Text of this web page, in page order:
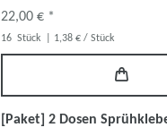
22,00 € *
16 Stück | 1,38 € / Stück
[Paket] 2 Dosen